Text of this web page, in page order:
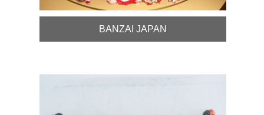
BANZAI JAPAN